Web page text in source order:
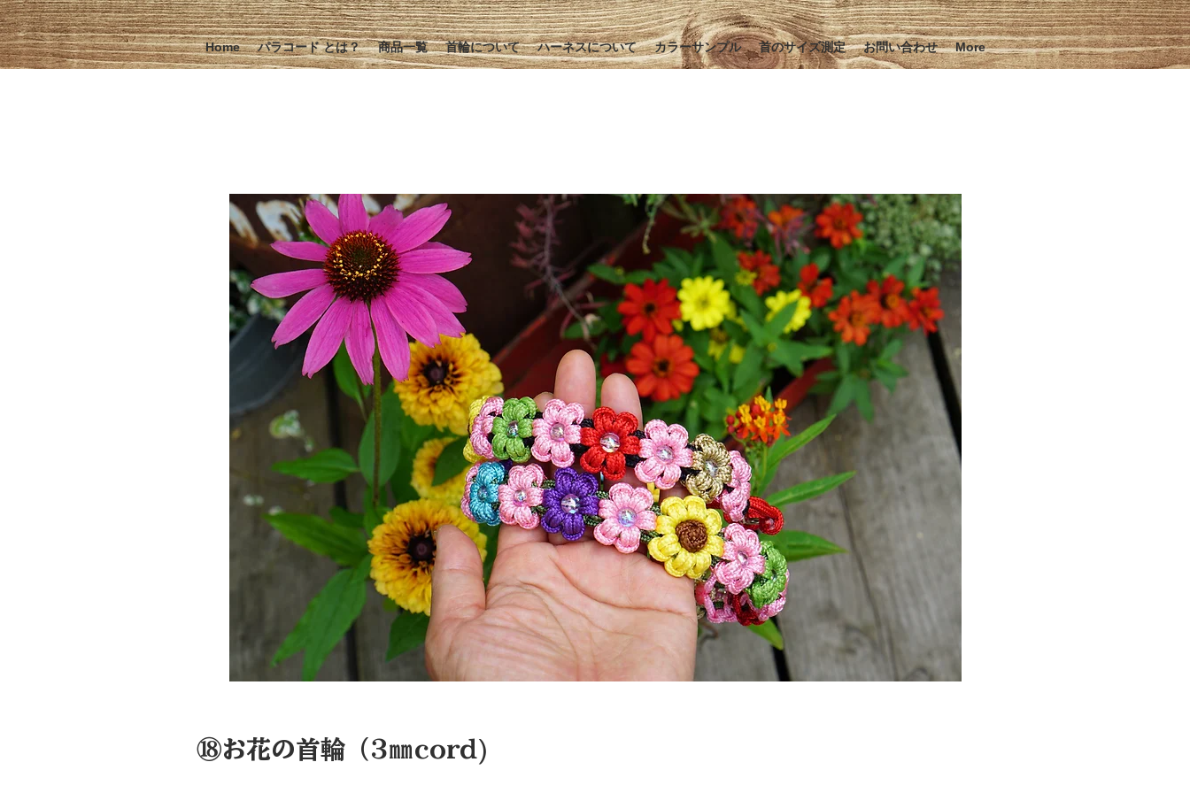
Home パラコード とは？ 商品一覧 首輪について ハーネスについて カラーサンプル 首のサイズ測定 お問い合わせ More
⑱お花の首輪（3㎜cord)